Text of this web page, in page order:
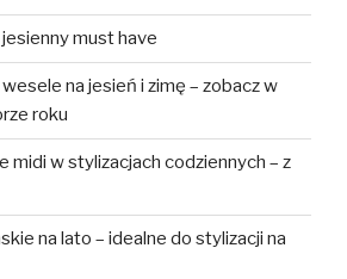
must have
na jesień i zimę – zobacz w
roku
midi w stylizacjach codziennych – z
na lato – idealne do stylizacji na